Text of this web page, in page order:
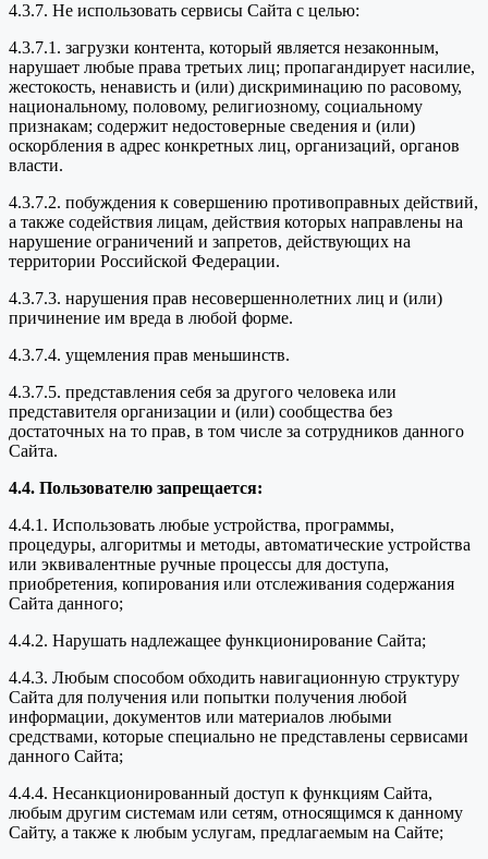
4.3.7. Не использовать сервисы Сайта с целью:
4.3.7.1. загрузки контента, который является незаконным,
нарушает любые права третьих лиц; пропагандирует насилие,
жестокость, ненависть и (или) дискриминацию по расовому,
национальному, половому, религиозному, социальному
признакам; содержит недостоверные сведения и (или)
оскорбления в адрес конкретных лиц, организаций, органов
власти.
4.3.7.2. побуждения к совершению противоправных действий,
а также содействия лицам, действия которых направлены на
нарушение ограничений и запретов, действующих на
территории Российской Федерации.
4.3.7.3. нарушения прав несовершеннолетних лиц и (или)
причинение им вреда в любой форме.
4.3.7.4. ущемления прав меньшинств.
4.3.7.5. представления себя за другого человека или
представителя организации и (или) сообщества без
достаточных на то прав, в том числе за сотрудников данного
Сайта.
4.4. Пользователю запрещается:
4.4.1. Использовать любые устройства, программы,
процедуры, алгоритмы и методы, автоматические устройства
или эквивалентные ручные процессы для доступа,
приобретения, копирования или отслеживания содержания
Сайта данного;
4.4.2. Нарушать надлежащее функционирование Сайта;
4.4.3. Любым способом обходить навигационную структуру
Сайта для получения или попытки получения любой
информации, документов или материалов любыми
средствами, которые специально не представлены сервисами
данного Сайта;
4.4.4. Несанкционированный доступ к функциям Сайта,
любым другим системам или сетям, относящимся к данному
Сайту, а также к любым услугам, предлагаемым на Сайте;